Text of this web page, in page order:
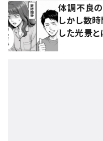
体調不良
しかし数
した光景と